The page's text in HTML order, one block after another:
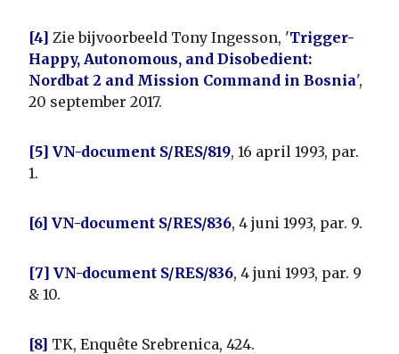
[4] Zie bijvoorbeeld Tony Ingesson, 'Trigger-
Happy, Autonomous, and Disobedient:
Nordbat 2 and Mission Command in Bosnia',
20 september 2017.
[5] VN-document S/RES/819, 16 april 1993, par.
1.
[6] VN-document S/RES/836, 4 juni 1993, par. 9.
[7] VN-document S/RES/836, 4 juni 1993, par. 9
& 10.
[8] TK, Enquête Srebrenica, 424.